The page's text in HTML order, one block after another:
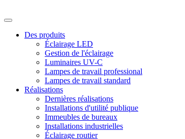
Des produits
Éclairage LED
Gestion de l'éclairage
Luminaires UV-C
Lampes de travail professional
Lampes de travail standard
Réalisations
Dernières réalisations
Installations d'utilité publique
Immeubles de bureaux
Installations industrielles
Éclairage routier